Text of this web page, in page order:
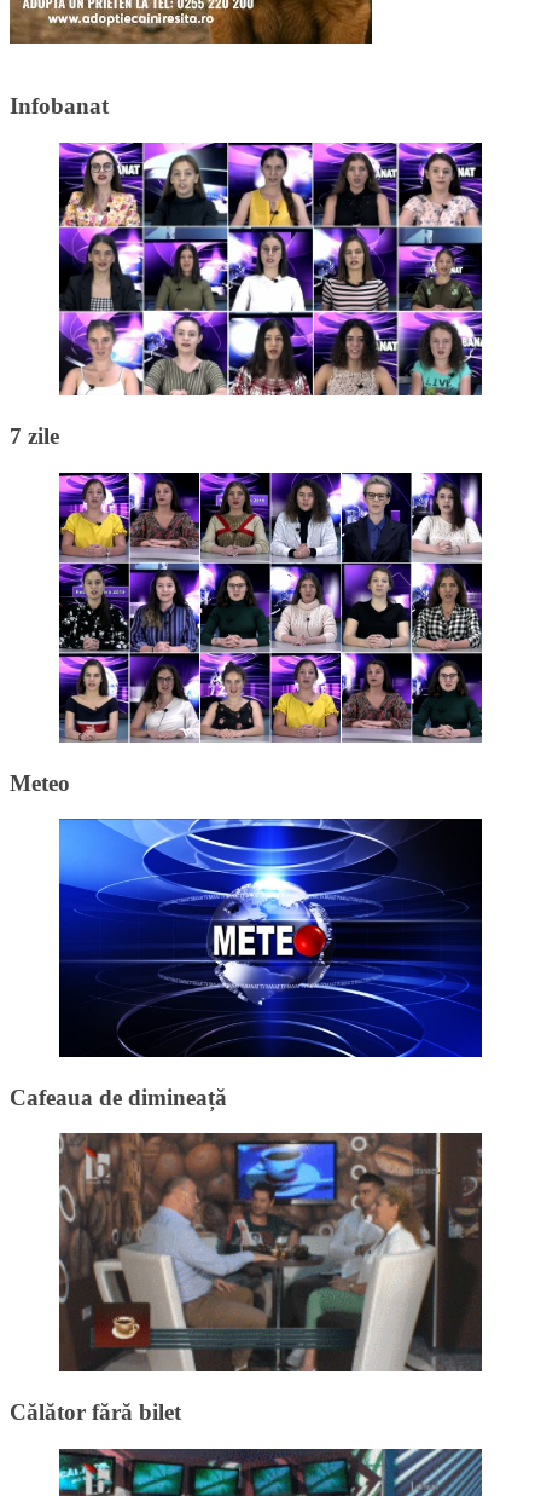
Infobanat
7 zile
Meteo
Cafeaua de dimineață
Călător fără bilet